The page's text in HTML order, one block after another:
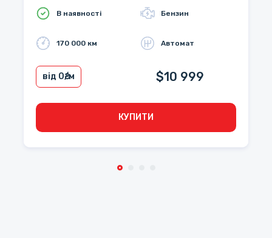
В наявності Бензин
170 000 км Автомат
від 0₴/м $10 999
КУПИТИ